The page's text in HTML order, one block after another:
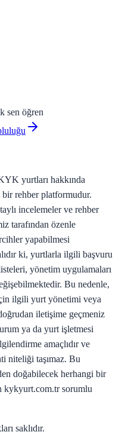
sen öğren
yurtları hakkında
rehber platformudur.
incelemeler ve rehber
tarafından özenle
yapabilmesi
ki, yurtlarla ilgili başvuru
yönetim uygulamaları
Bu nedenle,
ilgili yurt yönetimi veya
iletişime geçmeniz
ya da yurt işletmesi
amaçlıdır ve
niteliği taşımaz. Bu
doğabilecek herhangi bir
kykyurt.com.tr sorumlu
saklıdır.